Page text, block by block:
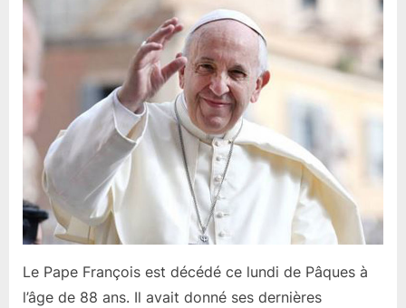
la
Le Pape François est décédé ce lundi de Pâques à
l’âge de 88 ans. Il avait donné ses dernières